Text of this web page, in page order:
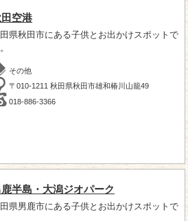
空港
県秋田市にある子供とお出かけスポットで
その他
〒010-1211 秋田県秋田市雄和椿川山籠49
018-886-3366
鹿半島・大潟ジオパーク
県男鹿市にある子供とお出かけスポットで